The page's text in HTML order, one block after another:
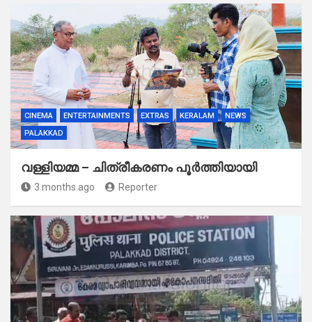
CINEMA ENTERTAINMENTS EXTRAS KERALAM
NEWS
PALAKKAD
വള്ളിയമ്മ – ചിത്രീകരണം പൂർത്തിയായി
3 months ago Reporter